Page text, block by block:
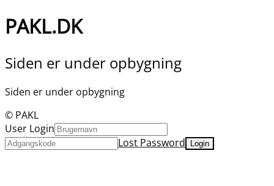
PAKL.DK
Siden er under opbygning
Siden er under opbygning
© PAKL
User Login
Lost Password